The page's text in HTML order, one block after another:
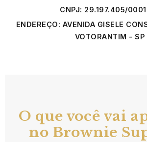
CNPJ: 29.197.405/
ENDEREÇO: AVENIDA GISELE
VOTORANTIM - SP
O que você vai
no Brownie